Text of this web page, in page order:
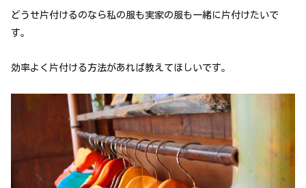
どうせ片付けるのなら私の服も実家の服も一緒に片付けたいで
す。
効率よく片付ける方法があれば教えてほしいです。